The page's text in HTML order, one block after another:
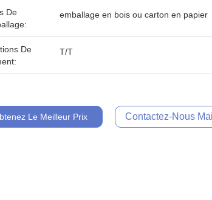
De
emballage en bois ou carton en papier
De
T/T
Le Meilleur Prix Contactez-Nous